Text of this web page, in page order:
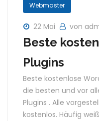
Webmaster
22 Mai von
Beste
Plugins
Beste kostenlose
die besten und vor
Plugins . Alle
kostenlos. Häufig